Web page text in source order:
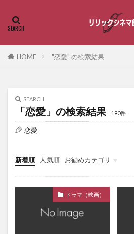
HOME "恋愛" の検索結果
SEARCH
「恋愛」の検索結果 190件
恋愛
新着順 人気順 お勧めカテゴリ
恋愛・ラブストーリ
ドラマ（映画）